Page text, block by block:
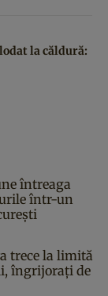
la căldură:
întreaga
într-un
trece la limită
îngrijorați de